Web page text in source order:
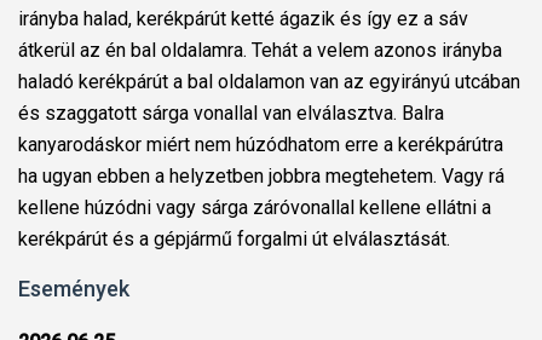
irányba halad, kerékpárút ketté ágazik és így ez a sáv
átkerül az én bal oldalamra. Tehát a velem azonos irányba
haladó kerékpárút a bal oldalamon van az egyirányú utcában
és szaggatott sárga vonallal van elválasztva. Balra
kanyarodáskor miért nem húzódhatom erre a kerékpárútra
ha ugyan ebben a helyzetben jobbra megtehetem. Vagy rá
kellene húzódni vagy sárga záróvonallal kellene ellátni a
kerékpárút és a gépjármű forgalmi út elválasztását.
Események